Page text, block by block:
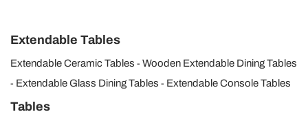
Extendable Tables
Extendable Ceramic Tables
Wooden Extendable Dining Tables
Extendable Glass Dining Tables
Extendable Console Tables
Tables